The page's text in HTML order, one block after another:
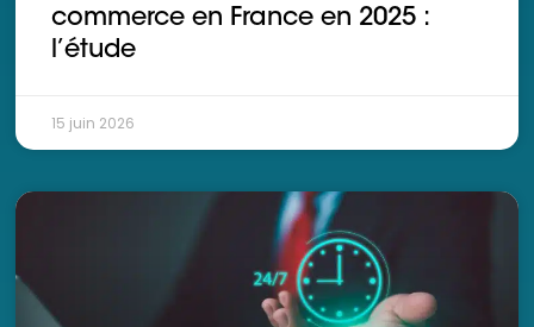
commerce en France en 2025 :
l’étude
15 juin 2026